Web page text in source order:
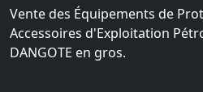
Vente des Équipements de
Accessoires d'Exploitation
DANGOTE en gros.